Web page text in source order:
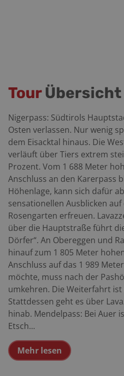
Tour Übersicht
Nigerpass: Südtirols
Osten verlassen. Nur wenig
dem Eisacktal hinaus. Die
verläuft über Tiers extrem
Prozent. Vom 1 688 Meter
Anschluss an den Karerpass
Höhenlage, kann sich dafür
sensationellen Ausblicken
Rosengarten erfreuen.
über die Hauptstraße führt
Dörfer“. An Obereggen und
hinauf zum 1 805 Meter
Anschluss auf das 1 989
möchte, muss nach der
umkehren. Die Weiterfahrt
Stattdessen geht es über
hinab. Mendelpass: Bei Auer
Etsch...
Mehr lesen